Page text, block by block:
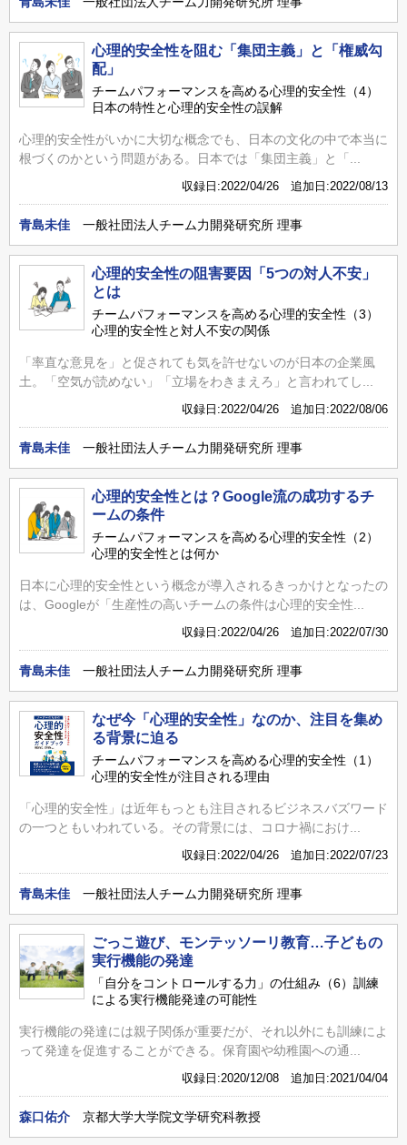
心理的安全性を阻む「集団主義」と「権威勾
配」
チームパフォーマンスを高める心理的安全性（4）
日本の特性と心理的安全性の誤解
心理的安全性がいかに大切な概念でも、日本の文化の中で本当に
根づくのかという問題がある。日本では「集団主義」と「...
収録日:2022/04/26 追加日:2022/08/13
青島未佳 一般社団法人チーム力開発研究所 理事
心理的安全性の阻害要因「5つの対人不安」
とは
チームパフォーマンスを高める心理的安全性（3）
心理的安全性と対人不安の関係
「率直な意見を」と促されても気を許せないのが日本の企業風
土。「空気が読めない」「立場をわきまえろ」と言われてし...
収録日:2022/04/26 追加日:2022/08/06
青島未佳 一般社団法人チーム力開発研究所 理事
心理的安全性とは？Google流の成功するチ
ームの条件
チームパフォーマンスを高める心理的安全性（2）
心理的安全性とは何か
日本に心理的安全性という概念が導入されるきっかけとなったの
は、Googleが「生産性の高いチームの条件は心理的安全性...
収録日:2022/04/26 追加日:2022/07/30
青島未佳 一般社団法人チーム力開発研究所 理事
なぜ今「心理的安全性」なのか、注目を集め
る背景に迫る
チームパフォーマンスを高める心理的安全性（1）
心理的安全性が注目される理由
「心理的安全性」は近年もっとも注目されるビジネスバズワード
の一つともいわれている。その背景には、コロナ禍におけ...
収録日:2022/04/26 追加日:2022/07/23
青島未佳 一般社団法人チーム力開発研究所 理事
ごっこ遊び、モンテッソーリ教育…子どもの
実行機能の発達
「自分をコントロールする力」の仕組み（6）訓練
による実行機能発達の可能性
実行機能の発達には親子関係が重要だが、それ以外にも訓練によ
って発達を促進することができる。保育園や幼稚園への通...
収録日:2020/12/08 追加日:2021/04/04
森口佑介 京都大学大学院文学研究科教授